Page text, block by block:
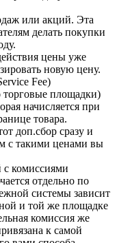
или акций. Эта
делать покупки
цены уже
новую цену.
Fee)
торговые площадки)
начисляется при
товара.
доп.сбор сразу и
с такими ценами вы
с комиссиями
отдельно по
системы зависит
и той же площадке
комиссия же
к самой